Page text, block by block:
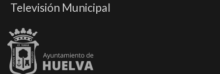
Televisión Municipal